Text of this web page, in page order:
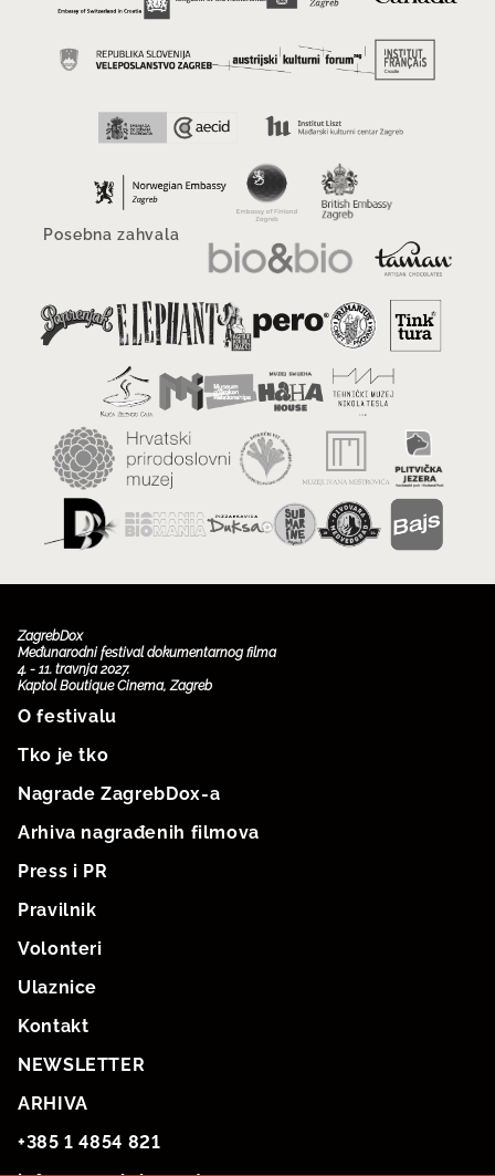
Posebna zahvala
ZagrebDox
Međunarodni festival dokumentarnog filma
4. - 11. travnja 2027.
Kaptol Boutique Cinema, Zagreb
O festivalu
Tko je tko
Nagrade ZagrebDox-a
Arhiva nagrađenih filmova
Press i PR
Pravilnik
Volonteri
Ulaznice
Kontakt
NEWSLETTER
ARHIVA
+385 1 4854 821